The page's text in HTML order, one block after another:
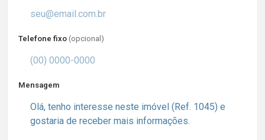
Telefone fixo (opcional)
Mensagem